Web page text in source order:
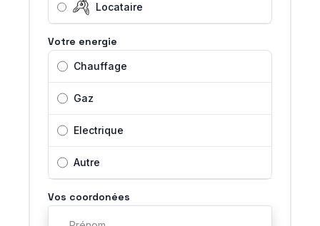
Locataire
Votre energie
Chauffage
Gaz
Electrique
Autre
Vos coordonées